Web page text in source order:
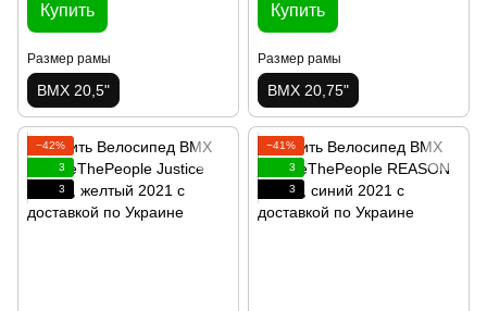
Купить
Размер рамы
BMX 20,5"
Купить
Размер рамы
BMX 20,75"
−42%
3
3
−41%
3
3